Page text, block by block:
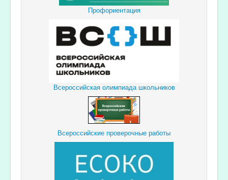
Профориентация
Всероссийская олимпиада школьников
Всероссийские проверочные работы